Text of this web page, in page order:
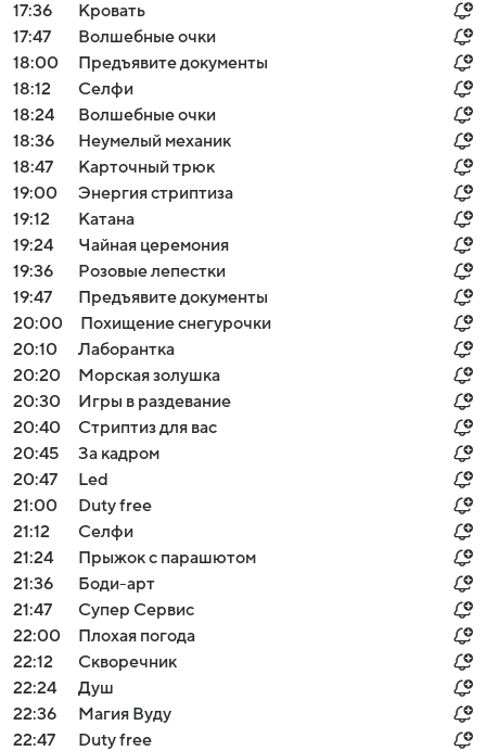
17:36
Кровать
17:47
Волшебные очки
18:00
Предъявите документы
18:12
Селфи
18:24
Волшебные очки
18:36
Неумелый механик
18:47
Карточный трюк
19:00
Энергия стриптиза
19:12
Катана
19:24
Чайная церемония
19:36
Розовые лепестки
19:47
Предъявите документы
20:00
Похищение снегурочки
20:10
Лаборантка
20:20
Морская золушка
20:30
Игры в раздевание
20:40
Стриптиз для вас
20:45
За кадром
20:47
Led
21:00
Duty free
21:12
Селфи
21:24
Прыжок с парашютом
21:36
Боди-арт
21:47
Супер Сервис
22:00
Плохая погода
22:12
Скворечник
22:24
Душ
22:36
Магия Вуду
22:47
Duty free